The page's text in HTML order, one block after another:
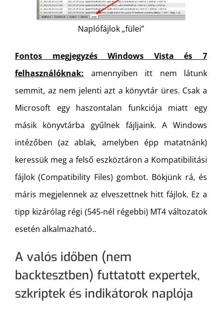
Naplófájlok „fülei”
Fontos megjegyzés Windows Vista és 7
felhasználóknak: amennyiben itt nem látunk
semmit, az nem jelenti azt a könyvtár üres. Csak a
Microsoft egy haszontalan funkciója miatt egy
másik könyvtárba gyűlnek fájljaink. A Windows
intézőben (az ablak, amelyben épp matatnánk)
keressük meg a felső eszköztáron a Kompatibilitási
fájlok (Compatibility Files) gombot. Bökjünk rá, és
máris megjelennek az elveszettnek hitt fájlok. Ez a
tipp kizárólag régi (545-nél régebbi) MT4 változatok
esetén alkalmazható..
A valós időben (nem
backtesztben) futtatott expertek,
szkriptek és indikátorok naplója